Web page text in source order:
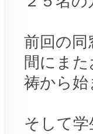
前回の
間にま
祷から始
そして